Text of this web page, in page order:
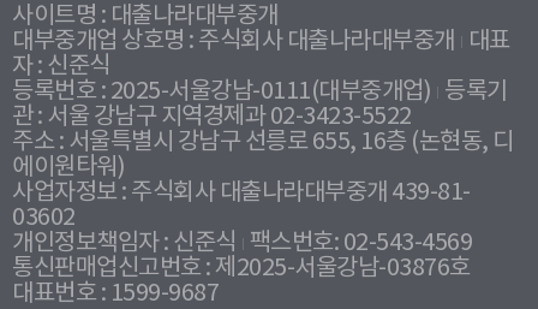
사이트명 : 대출나라대부중개
대부중개업 상호명 : 주식회사 대출나라대부중개
대표
자 : 신준식
등록번호 : 2025-서울강남-0111(대부중개업) 등록기
관 : 서울 강남구 지역경제과 02-3423-5522
주소 : 서울특별시 강남구 선릉로 655, 16층 (논현동, 디
에이원타워)
사업자정보 : 주식회사 대출나라대부중개 439-81-
03602
개인정보책임자 : 신준식
팩스번호: 02-543-4569
통신판매업신고번호 : 제2025-서울강남-03876호
대표번호 : 1599-9687